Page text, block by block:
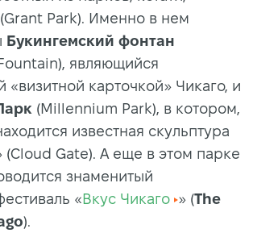
(Grant Park). Именно в нем
Букингемский фонтан
являющийся
«визитной карточкой» Чикаго, и
(Millennium Park), в котором,
известная скульптура
(Cloud Gate). А еще в этом парке
знаменитый
«Вкус Чикаго » (The
).